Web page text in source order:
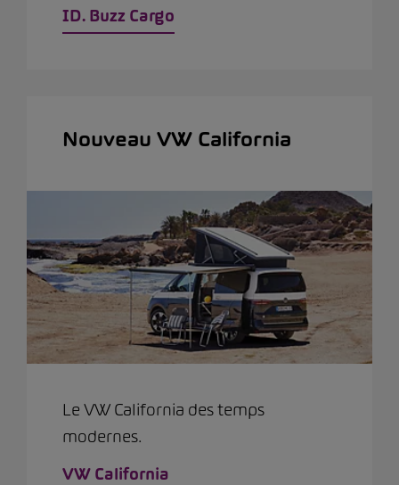
ID. Buzz Cargo
Nouveau VW California
Le VW California des temps
modernes.
VW California